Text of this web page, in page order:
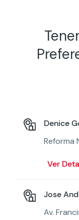
Denice
Reforma
Ver
Jose
Av.